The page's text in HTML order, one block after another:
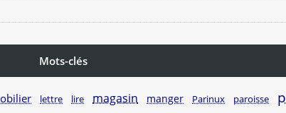
Mots-clés
lettre lire magasin manger Parinux paroisse